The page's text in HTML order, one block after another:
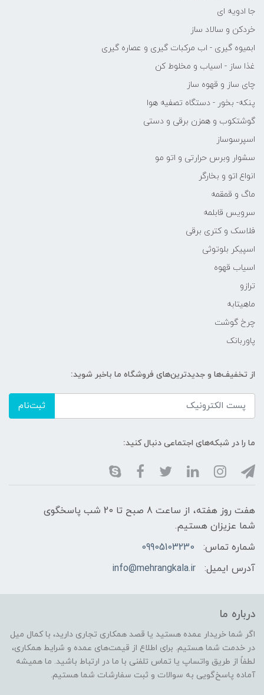
جا ادویه ای
خردکن و سالاد ساز
ابمیوه گیری - اب مرکبات گیری و عصاره گیری
غذا ساز - اسیاب و مخلوط کن
چای ساز و قهوه ساز
پنکه- بخور - دستگاه تصفیه هوا
گوشتکوب و همزن برقی و دستی
اسپرسوساز
سشوار وبرس حرارتی و اتو مو
انواع اتو و بخارگر
ماگ و قمقمه
سرویس قابلمه
فلاسک و کتری برقی
اسپیکر بلوتوثی
اسیاب قهوه
ترازو
ماهیتابه
چرخ گوشت
پاوربانک
از تخفیف‌ها و جدیدترین‌های فروشگاه ما باخبر شوید:
ثبت‌نام
ما را در شبکه‌های اجتماعی دنبال کنید:
هفت روز هفته، از ساعت 8 صبح تا 20 شب پاسخگوی
شما عزیزان هستیم.
شماره تماس:
09905103230
آدرس ایمیل:
info@mehrangkala.ir
درباره ما
اگر شما خریدار عمده هستید یا قصد همکاری تجاری دارید، با کمال میل
در خدمت شما هستیم. برای اطلاع از قیمت‌های عمده و شرایط همکاری،
لطفاً از طریق واتساپ یا تماس تلفنی با ما در ارتباط باشید. ما همیشه
آماده پاسخ‌گویی به سوالات و ثبت سفارشات شما هستیم.